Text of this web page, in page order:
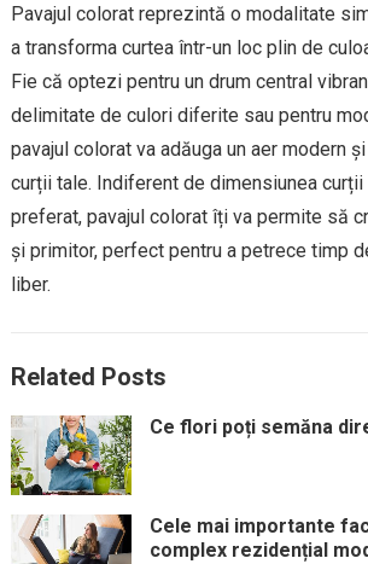
Pavajul colorat reprezintă o modalitate
a transforma curtea într-un loc plin de
Fie că optezi pentru un drum central
delimitate de culori diferite sau pentru
pavajul colorat va adăuga un aer modern
curții tale. Indiferent de dimensiunea
preferat, pavajul colorat îți va permite să
și primitor, perfect pentru a petrece timp
liber.
Related Posts
Ce flori poți semăna
Cele mai importante
complex rezidențial